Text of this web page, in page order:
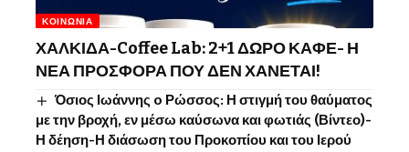
ΚΟΙΝΩΝΊΑ
ΧΑΛΚΙΔΑ-Coffee Lab: 2+1 ΔΩΡΟ ΚΑΦΕ- Η
ΝΕΑ ΠΡΟΣΦΟΡΑ ΠΟΥ ΔΕΝ ΧΑΝΕΤΑΙ!
Όσιος Ιωάννης o Ρώσσος: Η στιγμή του θαύματος
με την βροχή, εν μέσω καύσωνα και φωτιάς (Βίντεο)-
Η δέηση-Η διάσωση του Προκοπίου και του Ιερού